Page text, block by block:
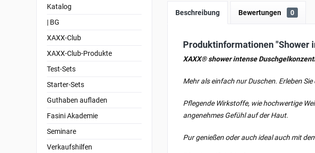
Katalog
| BG
XAXX-Club
XAXX-Club-Produkte
Test-Sets
Starter-Sets
Guthaben aufladen
Fasini Akademie
Seminare
Verkaufshilfen
Beschreibung Bewertungen 0
Produktinformationen "Shower
XAXX® shower intense
Mehr als einfach nur Duschen. Erleben
Pflegende Wirkstoffe, wie hochwertige
angenehmes Gefühl auf der Haut.
Pur genießen oder auch ideal auch mit